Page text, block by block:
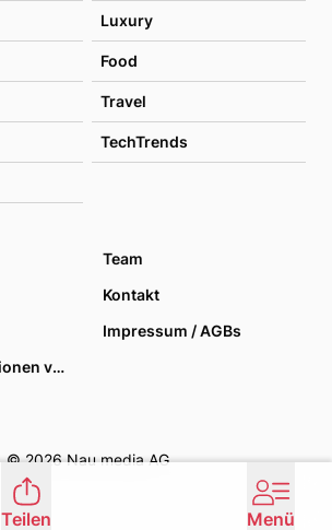
Luxury
Food
Travel
TechTrends
Team
Kontakt
Impressum / AGBs
Datenschutzoptionen verwalten
© 2026 Nau media AG
Teilen Menü